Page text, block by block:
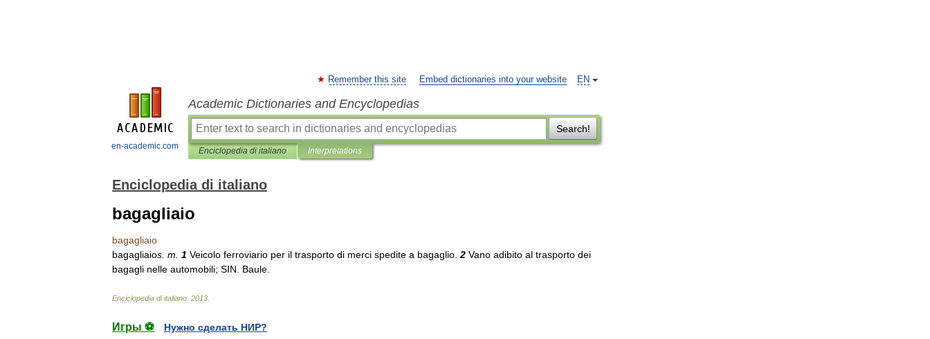
en-academic.com
EN
Remember this site Embed dictionaries into your website
Academic Dictionaries and Encyclopedias
Search!
Enciclopedia di italiano Interpretations
Enciclopedia di italiano
bagagliaio
bagagliaio
bagagliaios m 1 Veicolo ferroviario per il trasporto di merci spedite a bagaglio 2 Vano adibito al trasporto dei
bagagli nelle automobili; SIN Baule
Enciclopedia di italiano 2013
Игры ⚽
Нужно сделать НИР?